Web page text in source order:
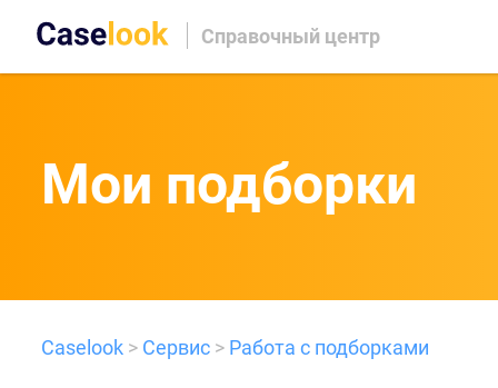
Справочный центр
Мои подборки
Caselook > Сервис > Работа с подборками